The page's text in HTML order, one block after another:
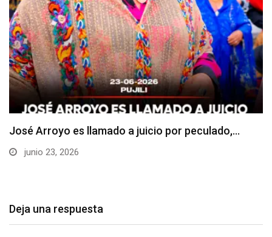
La Universidad Estatal de Milagro (UNEMI) impulsa
el…
Deja una respuesta